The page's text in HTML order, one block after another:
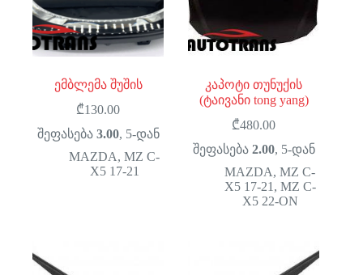
ემბლემა შუშის
₾130.00
შეფასება 3.00, 5-დან
MAZDA,MZ C-
X5 17-21
კაპოტი თუნუქის
(ტაივანი tong yang)
₾480.00
შეფასება 2.00, 5-დან
MAZDA,MZ C-
X5 17-21 , MZ C-
X5 22-ON